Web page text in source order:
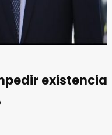
existencia